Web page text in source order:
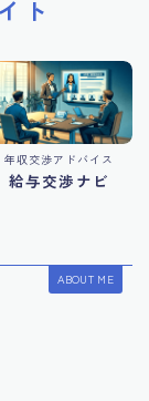
ト
年収交渉アドバイス
給与交渉ナビ
ABOUT ME